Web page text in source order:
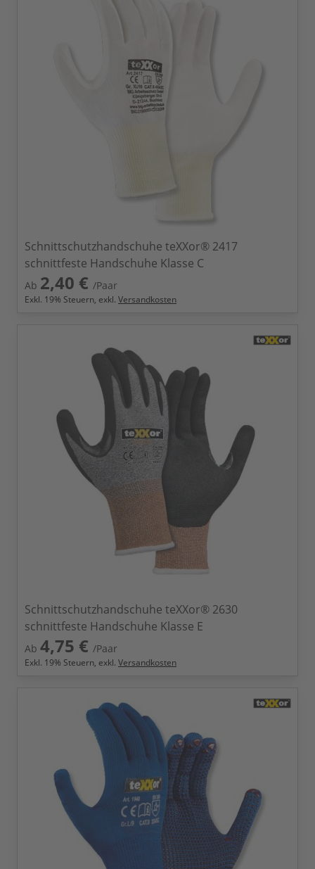
Schnittschutzhandschuhe teXXor® 2417
schnittfeste Handschuhe Klasse C
Ab 2,40 € /Paar
Exkl. 19% Steuern, exkl. Versandkosten
Schnittschutzhandschuhe teXXor® 2630
schnittfeste Handschuhe Klasse E
Ab 4,75 € /Paar
Exkl. 19% Steuern, exkl. Versandkosten